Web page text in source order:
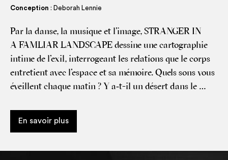
Conception : Deborah Lennie
Par la danse, la musique et l’image, STRANGER IN
A FAMLIAR LANDSCAPE des­sine une car­to­gra­phie
intime de l’exil, inter­ro­geant les rela­tions que le corps
entre­tient avec l’espace et sa mémoire. Quels sons vous
éveillent chaque matin ? Y a‑t-il un désert dans le …
En savoir plus